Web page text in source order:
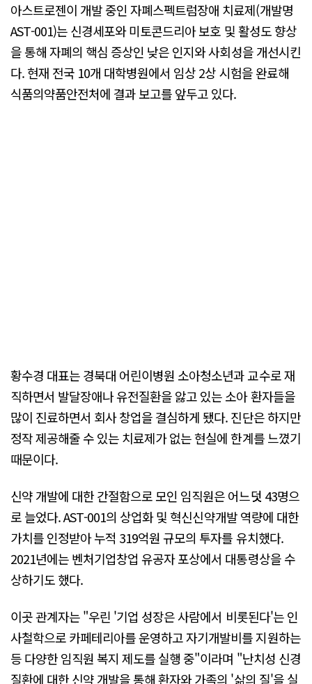
아스트로젠이 개발 중인 자폐스펙트럼장애 치료제(개발명
AST-001)는 신경세포와 미토콘드리아 보호 및 활성도 향상
을 통해 자폐의 핵심 증상인 낮은 인지와 사회성을 개선시킨
다. 현재 전국 10개 대학병원에서 임상 2상 시험을 완료해
식품의약품안전처에 결과 보고를 앞두고 있다.
황수경 대표는 경북대 어린이병원 소아청소년과 교수로 재
직하면서 발달장애나 유전질환을 앓고 있는 소아 환자들을
많이 진료하면서 회사 창업을 결심하게 됐다. 진단은 하지만
정작 제공해줄 수 있는 치료제가 없는 현실에 한계를 느꼈기
때문이다.
신약 개발에 대한 간절함으로 모인 임직원은 어느덧 43명으
로 늘었다. AST-001의 상업화 및 혁신신약개발 역량에 대한
가치를 인정받아 누적 319억원 규모의 투자를 유치했다.
2021년에는 벤처기업창업 유공자 포상에서 대통령상을 수
상하기도 했다.
이곳 관계자는 "우린 '기업 성장은 사람에서 비롯된다'는 인
사철학으로 카페테리아를 운영하고 자기개발비를 지원하는
등 다양한 임직원 복지 제도를 실행 중"이라며 "난치성 신경
질환에 대한 신약 개발을 통해 환자와 가족의 '삶의 질'을 실